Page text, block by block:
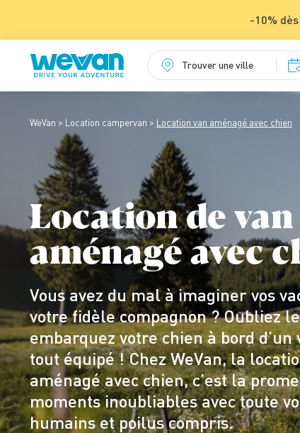
-10%
Trouver une ville
WeVan Location campervan Location van aménagé avec chien
Location de van
aménagé avec
Vous avez du mal à imaginer vos
votre fidèle compagnon ? Oubliez
embarquez votre chien à bord d’un
tout équipé ! Chez WeVan, la
aménagé avec chien, c’est la
moments inoubliables avec toute
humains et poilus compris.